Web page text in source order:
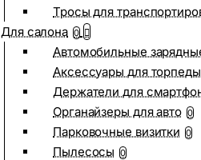
Тросы для
Для салона 0
Автомобильные
Аксессуары для
Держатели для
Органайзеры для авто 0
Парковочные визитки 0
Пылесосы 0